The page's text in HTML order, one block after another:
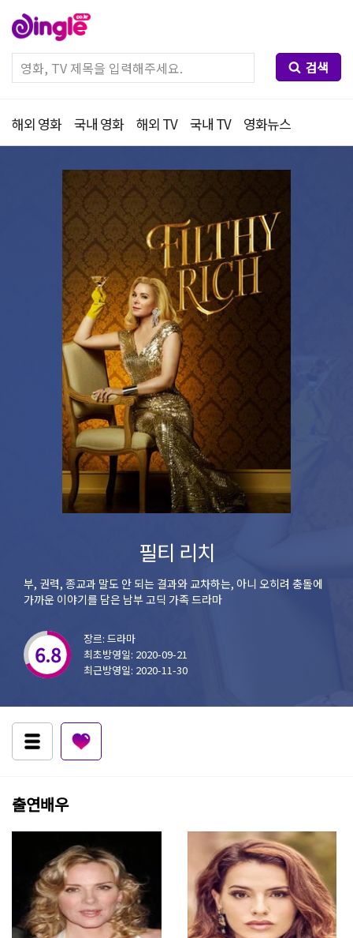
검색
해외 영화 국내 영화 해외 TV 국내 TV 영화뉴스
필티 리치
부, 권력, 종교과 말도 안 되는 결과와 교차하는, 아니 오히려 충돌에
가까운 이야기를 담은 남부 고딕 가족 드라마
6.8
장르: 드라마
최초방영일: 2020-09-21
최근방영일: 2020-11-30
출연배우